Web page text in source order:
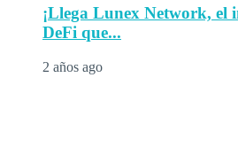
¡Llega Lunex Network, el
DeFi que...
2 años ago